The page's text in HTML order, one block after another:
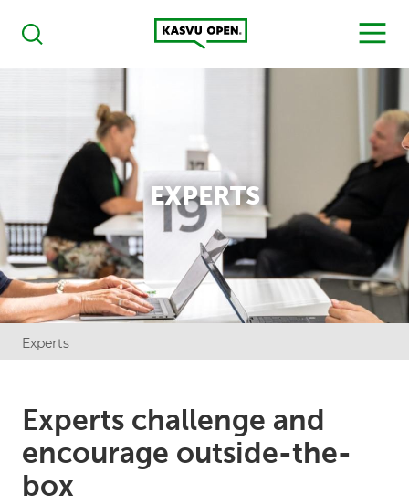
Haku
Kasvu Open
MENU
EXPERTS
Experts
Experts challenge and
encourage outside-the-
box